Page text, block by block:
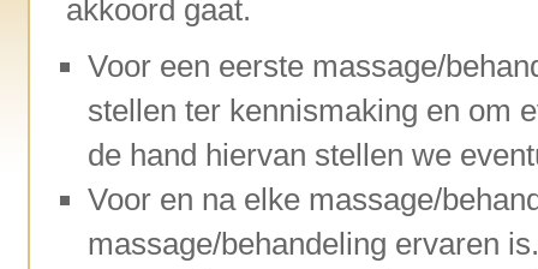
akkoord gaat.
Voor een eerste massage/
stellen ter kennismaking en om
de hand hiervan stellen we
Voor en na elke massage/
massage/behandeling ervaren is.